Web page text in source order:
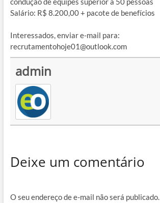
Salário: R$ 8.200,00 + pacote de benefícios
Interessados, enviar e-mail para:
recrutamentohoje01@outlook.com
admin
Deixe um comentário
O seu endereço de e-mail não será publicado.